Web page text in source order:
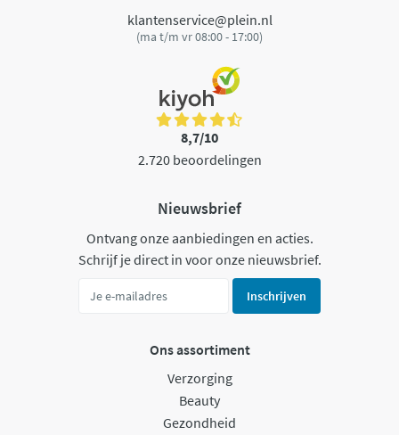
klantenservice@plein.nl
(ma t/m vr 08:00 - 17:00)
8,7/10
2.720 beoordelingen
Nieuwsbrief
Ontvang onze aanbiedingen en acties.
Schrijf je direct in voor onze nieuwsbrief.
Inschrijven
Ons assortiment
Verzorging
Beauty
Gezondheid